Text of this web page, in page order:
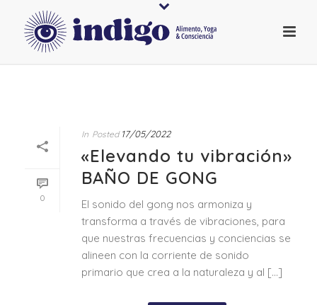
0
In Posted 17/05/2022
«Elevando tu vibración»
BAÑO DE GONG
El sonido del gong nos armoniza y
transforma a través de vibraciones, para
que nuestras frecuencias y conciencias se
alineen con la corriente de sonido
primario que crea a la naturaleza y al [...]